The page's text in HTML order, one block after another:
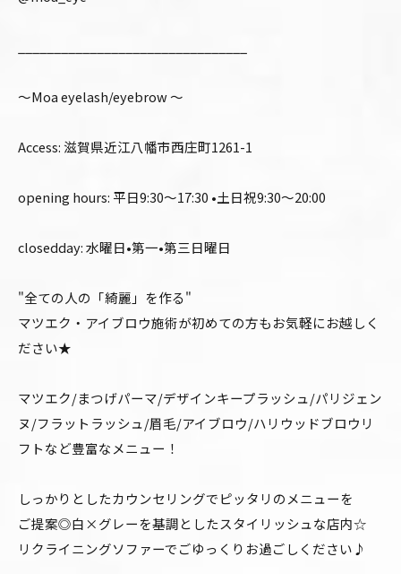
〜Moa eyelash/eyebrow 〜
Access: 滋賀県近江八幡市西庄町1261-1
opening hours: 平日9:30〜17:30 •土日祝9:30〜20:00
closedday: 水曜日•第一•第三日曜日
"全ての人の「綺麗」を作る"
マツエク・アイブロウ施術が初めての方もお気軽にお越しく
ださい★
マツエク/まつげパーマ/デザインキープラッシュ/パリジェン
ヌ/フラットラッシュ/眉毛/アイブロウ/ハリウッドブロウリ
フトなど豊富なメニュー！
しっかりとしたカウンセリングでピッタリのメニューを
ご提案◎白×グレーを基調としたスタイリッシュな店内☆
リクライニングソファーでごゆっくりお過ごしください♪